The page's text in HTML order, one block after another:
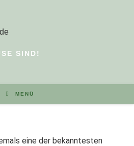
SIND!
MENÜ
eine der bekanntesten